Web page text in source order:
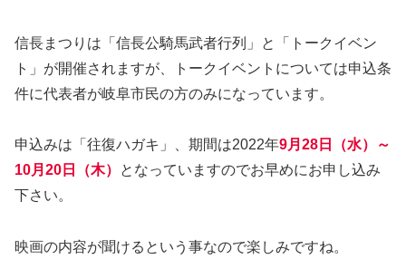
信長まつりは「信長公騎馬武者行列」と「トークイベン
ト」が開催されますが、トークイベントについては申込条
件に代表者が岐阜市民の方のみになっています。
申込みは「往復ハガキ」、期間は2022年9月28日（水）～
10月20日（木）
となっていますのでお早めにお申し込み
下さい。
映画の内容が聞けるという事なので楽しみですね。